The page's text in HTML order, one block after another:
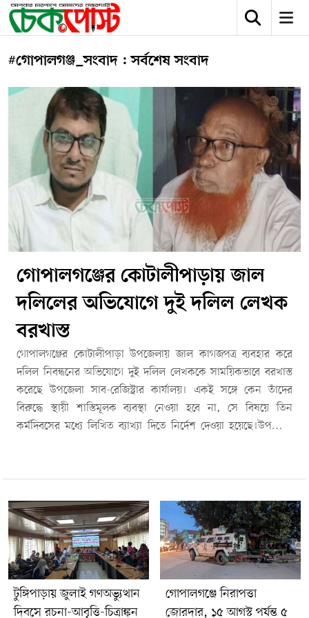
#গোপালগঞ্জ_সংবাদ : সর্বশেষ সংবাদ
গোপালগঞ্জের কোটালীপাড়ায় জাল
দলিলের অভিযোগে দুই দলিল লেখক
বরখাস্ত
গোপালগঞ্জের কোটালীপাড়া উপজেলায় জাল কাগজপত্র ব্যবহার করে
দলিল নিবন্ধনের অভিযোগে দুই দলিল লেখককে সাময়িকভাবে বরখাস্ত
করেছে উপজেলা সাব-রেজিস্ট্রার কার্যালয়। একই সঙ্গে কেন তাঁদের
বিরুদ্ধে স্থায়ী শাস্তিমূলক ব্যবস্থা নেওয়া হবে না, সে বিষয়ে তিন
কর্মদিবসের মধ্যে লিখিত ব্যাখ্যা দিতে নির্দেশ দেওয়া হয়েছে।উপজেলা
উপজেলার বংকুরা গ্রামের নাসির উদ্দিন শেখ এবং কাঠি গ্রামের মিজানুর
রহমান বুলবুল শরীফ।সাব-রেজিস্ট্রার কার্যালয় সূত্রে জানা যায়, সম্প্রতি
কয়েকজন দলিল লেখকের বিরুদ্ধে জাল কাগজপত্র ব্যবহার করে দলিল
প্রস্তুত ও নিবন্ধনের অভিযোগ ওঠে। অভিযোগের ভিত্তিতে প্রাথমিক তদন্তে
দুই দলিল লেখকের সংশ্লিষ্টতার তথ্য পাওয়া গেলে তাঁদের সাময়িকভাবে
বরখাস্ত করা হয় এবং কারণ দর্শানোর নোটিশ দেওয়া হয়।বরখাস্ত হওয়া
মিজানুর রহমান বুলবুল শরীফ দাবি করেন, গত ১৫ জুলাই উনশিয়া
গ্রামের আমেনা বেগম প্রয়োজনীয় কাগজপত্র নিয়ে তাঁর কাছে আসেন।
টুঙ্গিপাড়ায় জুলাই গণঅভ্যুত্থান
দিবসে রচনা-আবৃত্তি-চিত্রাঙ্কন
গোপালগঞ্জে নিরাপত্তা
জোরদার, ১৫ আগস্ট পর্যন্ত ৫